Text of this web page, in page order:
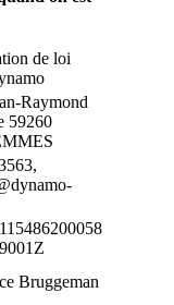
de loi
Raymond
59260
Bruggeman